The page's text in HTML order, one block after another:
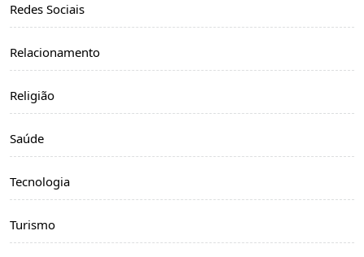
Redes Sociais
Relacionamento
Religião
Saúde
Tecnologia
Turismo